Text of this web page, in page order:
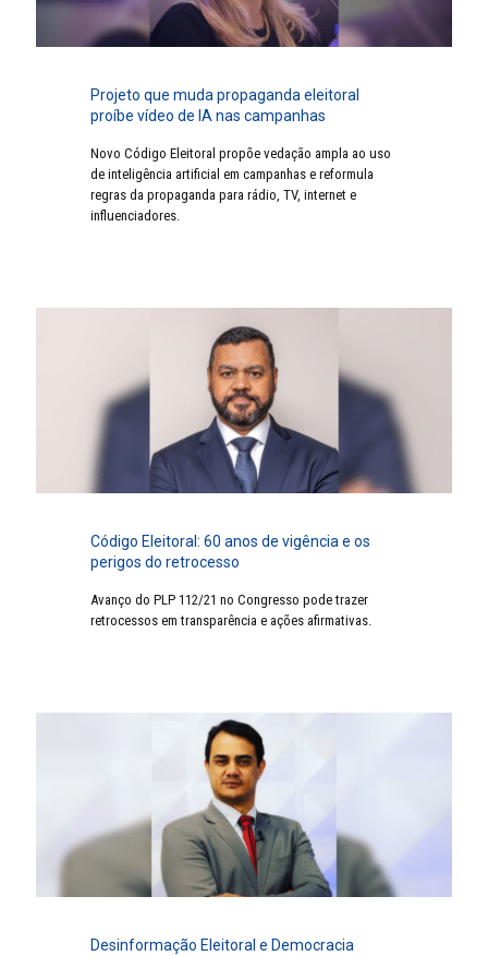
Projeto que muda propaganda eleitoral
proíbe vídeo de IA nas campanhas
Novo Código Eleitoral propõe vedação ampla ao uso
de inteligência artificial em campanhas e reformula
regras da propaganda para rádio, TV, internet e
influenciadores.
Código Eleitoral: 60 anos de vigência e os
perigos do retrocesso
Avanço do PLP 112/21 no Congresso pode trazer
retrocessos em transparência e ações afirmativas.
Desinformação Eleitoral e Democracia